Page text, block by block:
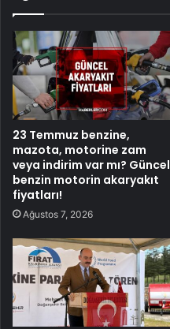
23 Temmuz benzine,
mazota, motorine zam
veya indirim var mı? Güncel
benzin motorin akaryakıt
fiyatları!
Ağustos 7, 2026